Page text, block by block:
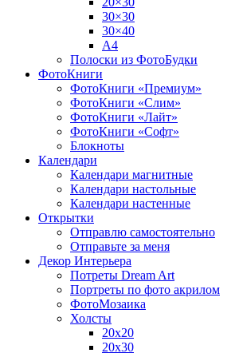
30×30
30×40
A4
Полоски из ФотоБудки
ФотоКниги
ФотоКниги «Премиум»
ФотоКниги «Слим»
ФотоКниги «Лайт»
ФотоКниги «Софт»
Блокноты
Календари
Календари магнитные
Календари настольные
Календари настенные
Открытки
Отправлю самостоятельно
Отправьте за меня
Декор Интерьера
Потреты Dream Art
Портреты по фото акрилом
ФотоМозаика
Холсты
20х20
20х30